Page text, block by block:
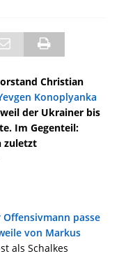
Christian
Konoplyanka
der Ukrainer bis
Im Gegenteil:
zuletzt
Offensivmann passe
von Markus
als Schalkes